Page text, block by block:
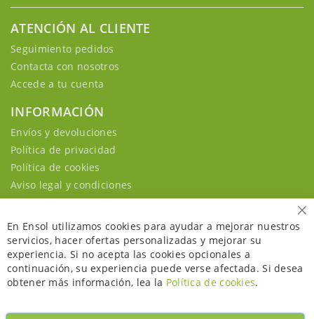
ATENCIÓN AL CLIENTE
Seguimiento pedidos
Contacta con nosotros
Accede a tu cuenta
INFORMACIÓN
Envíos y devoluciones
Política de privacidad
Política de cookies
Aviso legal y condiciones
En Ensol utilizamos cookies para ayudar a mejorar nuestros
servicios, hacer ofertas personalizadas y mejorar su
experiencia. Si no acepta las cookies opcionales a
continuación, su experiencia puede verse afectada. Si desea
obtener más información, lea la Política de cookies.